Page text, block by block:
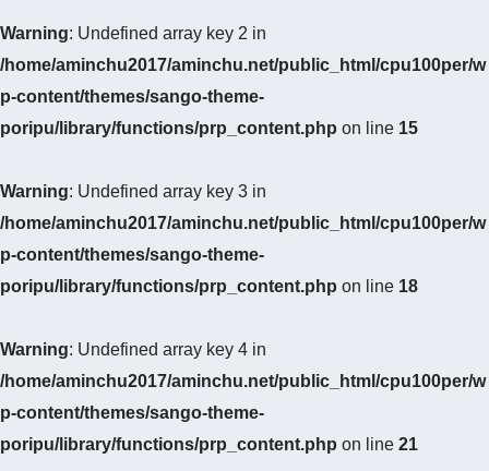
Warning: Undefined array key 2 in
/home/aminchu2017/aminchu.net/public_html/cpu100per/w
p-content/themes/sango-theme-
poripu/library/functions/prp_content.php on line 15
Warning: Undefined array key 3 in
/home/aminchu2017/aminchu.net/public_html/cpu100per/w
p-content/themes/sango-theme-
poripu/library/functions/prp_content.php on line 18
Warning: Undefined array key 4 in
/home/aminchu2017/aminchu.net/public_html/cpu100per/w
p-content/themes/sango-theme-
poripu/library/functions/prp_content.php on line 21